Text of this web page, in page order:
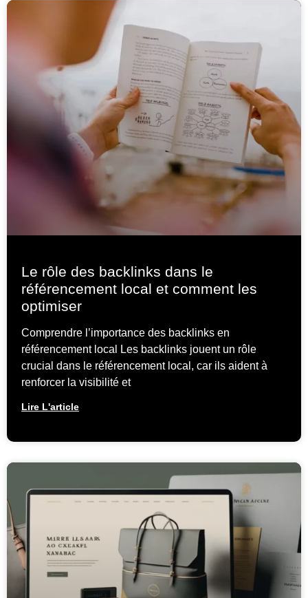
Le rôle des backlinks dans le
référencement local et comment les
optimiser
Comprendre l’importance des backlinks en
référencement local Les backlinks jouent un rôle
crucial dans le référencement local, car ils aident à
renforcer la visibilité et
Lire L'article